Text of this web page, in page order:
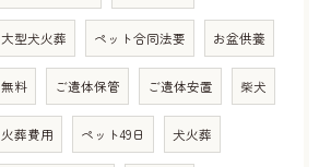
大型犬火葬 ペット合同法要 お盆供養
無料 ご遺体保管 ご遺体安置 柴犬
火葬費用 ペット49日 犬火葬